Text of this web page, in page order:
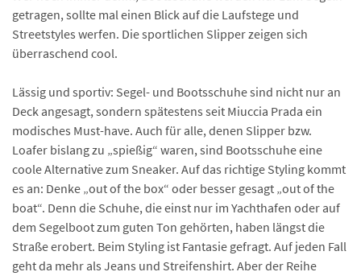
getragen, sollte mal einen Blick auf die Laufstege und
Streetstyles werfen. Die sportlichen Slipper zeigen sich
überraschend cool.
Lässig und sportiv: Segel- und Bootsschuhe sind nicht nur an
Deck angesagt, sondern spätestens seit Miuccia Prada ein
modisches Must-have. Auch für alle, denen Slipper bzw.
Loafer bislang zu „spießig“ waren, sind Bootsschuhe eine
coole Alternative zum Sneaker. Auf das richtige Styling kommt
es an: Denke „out of the box“ oder besser gesagt „out of the
boat“. Denn die Schuhe, die einst nur im Yachthafen oder auf
dem Segelboot zum guten Ton gehörten, haben längst die
Straße erobert. Beim Styling ist Fantasie gefragt. Auf jeden Fall
geht da mehr als Jeans und Streifenshirt. Aber der Reihe